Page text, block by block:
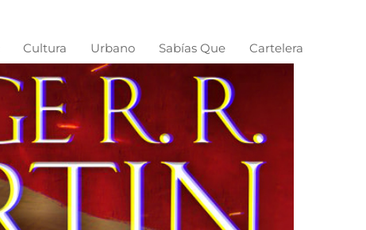
Cultura Urbano Sabías Que Cartelera